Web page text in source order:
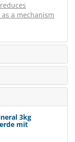
a mechanism
3kg
mit